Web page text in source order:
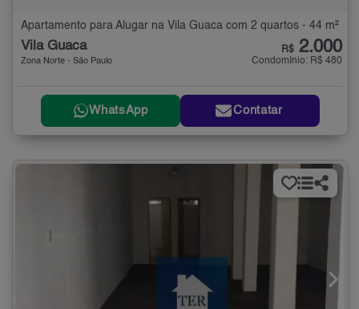
Apartamento para Alugar na Vila Guaca com 2 quartos - 44 m²
Vila Guaca
Zona Norte - São Paulo
R$ 2.000
Condomínio: R$ 480
WhatsApp Contatar